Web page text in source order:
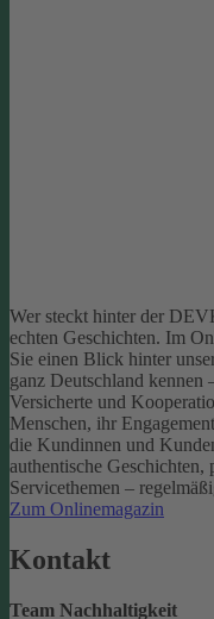
Wer steckt hinter der
echten Geschichten. Im
Sie einen Blick hinter
ganz Deutschland kennen
Versicherte und
Menschen, ihr
die Kundinnen und
authentische
Servicethemen –
Zum Onlinemagazin
Kontakt
Team Nachhaltigkeit